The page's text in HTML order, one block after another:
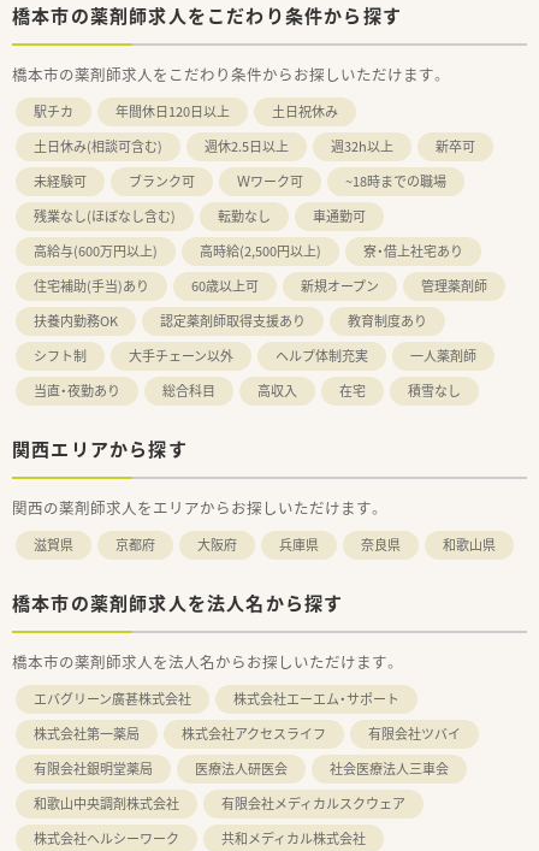
橋本市の薬剤師求人をこだわり条件から探す
橋本市の薬剤師求人をこだわり条件からお探しいただけます。
駅チカ 年間休日120日以上
土日祝休み
土日休み(相談可含む)
週休2.5日以上 週32h以上
新卒可
未経験可
ブランク可 Ｗワーク可
~18時までの職場
残業なし(ほぼなし含む)
転勤なし
車通勤可
高給与(600万円以上)
高時給(2,500円以上)
寮・借上社宅あり
住宅補助(手当)あり
60歳以上可 新規オープン
管理薬剤師
扶養内勤務OK
認定薬剤師取得支援あり
教育制度あり
シフト制
大手チェーン以外 ヘルプ体制充実
一人薬剤師
当直・夜勤あり
総合科目 高収入 在宅 積雪なし
関西エリアから探す
関西の薬剤師求人をエリアからお探しいただけます。
滋賀県 京都府 大阪府 兵庫県 奈良県 和歌山県
橋本市の薬剤師求人を法人名から探す
橋本市の薬剤師求人を法人名からお探しいただけます。
エバグリーン廣甚株式会社
株式会社エーエム・サポート
株式会社第一薬局
株式会社アクセスライフ
有限会社ツバイ
有限会社銀明堂薬局
医療法人研医会
社会医療法人三車会
和歌山中央調剤株式会社
有限会社メディカルスクウェア
株式会社ヘルシーワーク
共和メディカル株式会社